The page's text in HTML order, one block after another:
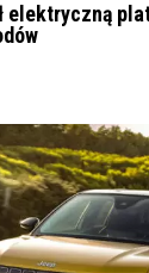
elektryczną